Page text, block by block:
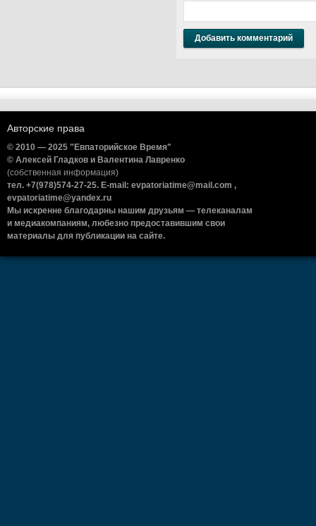
Авторские права
© 2010 — 2025 "Евпаторийское Время"
© Алексей Гладков и Валентина Лавренко
(собственная информация)
тел. +7(978)574-27-25. E-mail: evpatoriatime@mail.com ,
evpatoriatime@yandex.ru
Мы искренне благодарны нашим друзьям — телеканалам
и медиакомпаниям, любезно предоставившим свои
материалы для публикации на сайте.